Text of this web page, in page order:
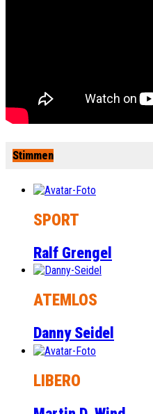
Stimmen
SPORT
Ralf Grengel
ATEMLOS
Danny Seidel
LIBERO